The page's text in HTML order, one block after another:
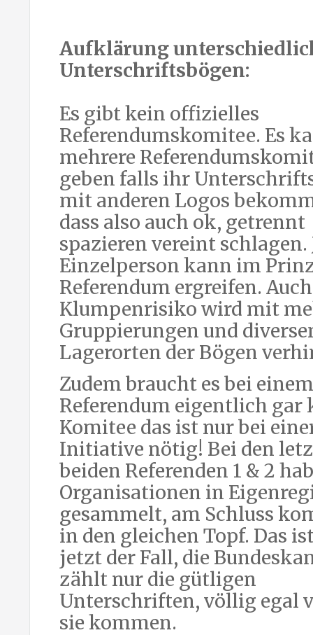
Aufklärung
Unterschriftsbögen:
Es gibt kein offizielles
Referendumskomitee. Es
mehrere
geben falls ihr
mit anderen Logos
dass also auch ok, getrennt
spazieren vereint schlagen.
Einzelperson kann im
Referendum ergreifen.
Klumpenrisiko wird mit
Gruppierungen und
Lagerorten der Bögen
Zudem braucht es bei einem
Referendum eigentlich gar
Komitee das ist nur bei
Initiative nötig! Bei den
beiden Referenden 1 & 2
Organisationen in
gesammelt, am Schluss
in den gleichen Topf. Das
jetzt der Fall, die
zählt nur die gütligen
Unterschriften, völlig egal
sie kommen.